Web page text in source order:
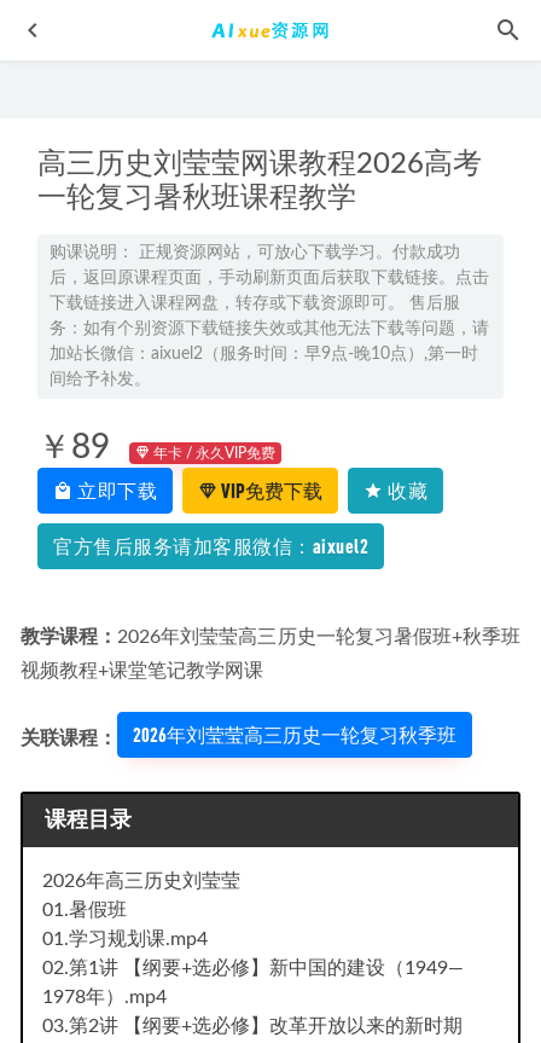
高三历史刘莹莹网课教程2026高考
一轮复习暑秋班课程教学
购课说明： 正规资源网站，可放心下载学习。付款成功
后，返回原课程页面，手动刷新页面后获取下载链接。点击
下载链接进入课程网盘，转存或下载资源即可。 售后服
务：如有个别资源下载链接失效或其他无法下载等问题，请
加站长微信：aixuel2（服务时间：早9点-晚10点）,第一时
间给予补发。
￥89 年卡 / 永久VIP免费
立即下载 VIP免费下载 收藏
官方售后服务请加客服微信：aixuel2
教学课程： 2026年刘莹莹高三历史一轮复习暑假班+秋季班
视频教程+课堂笔记教学网课
关联课程： 2026年刘莹莹高三历史一轮复习秋季班
课程目录
2026年高三历史刘莹莹
01.暑假班
01.学习规划课.mp4
02.第1讲 【纲要+选必修】新中国的建设（1949—
1978年）.mp4
03.第2讲 【纲要+选必修】改革开放以来的新时期
高中化学网课教程2023李政高三化学视频教程+讲义（暑假班
+秋季班） 2022-12-14
冯琳琳高中化学网课2024冯琳琳高二化学a寒假班教程 2024-
02-05
2024王羽高三物理课程24年高考物理一轮复习网课教程
06-19
2022唐迟考研英语有道冲刺密训系列教学视频+讲义试题，
14.23G学习资料百度网盘下载 2022-05-29